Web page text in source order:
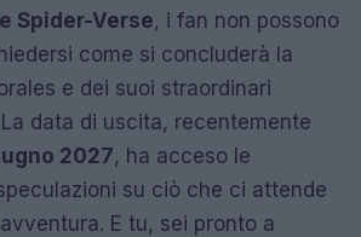
Spider-Verse, i fan non possono
come si concluderà la
e dei suoi straordinari
data di uscita, recentemente
2027, ha acceso le
su ciò che ci attende
E tu, sei pronto a